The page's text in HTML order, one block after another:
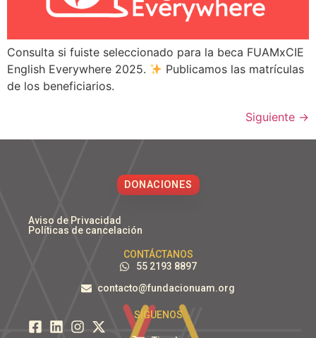
Consulta si fuiste seleccionado para la beca FUAMxCIE
English Everywhere 2025.
Publicamos las matrículas
de los beneficiarios.
Siguiente →
DONACIONES
Aviso de Privacidad
Políticas de cancelación
CONTÁCTANOS
55 2193 8897
contacto@fundacionuam.org
SÍGUENOS